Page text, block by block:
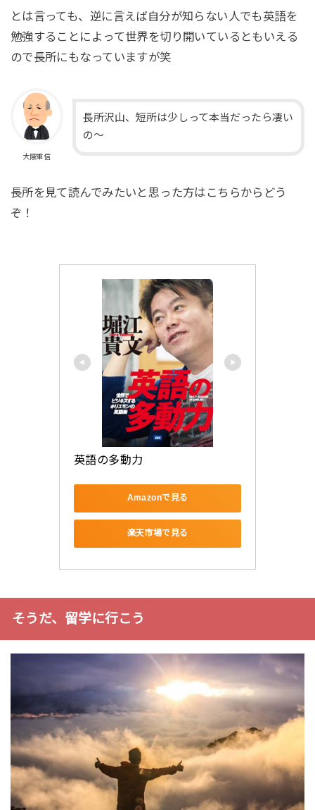
とは言っても、逆に言えば自分が知らない人でも英語を
勉強することによって世界を切り開いているともいえる
ので長所にもなっていますが笑
大隈重信
長所沢山、短所は少しって本当だったら凄い
の～
長所を見て読んでみたいと思った方はこちらからどう
ぞ！
英語の多動力
Amazonで見る
楽天市場で見る
そうだ、留学に行こう